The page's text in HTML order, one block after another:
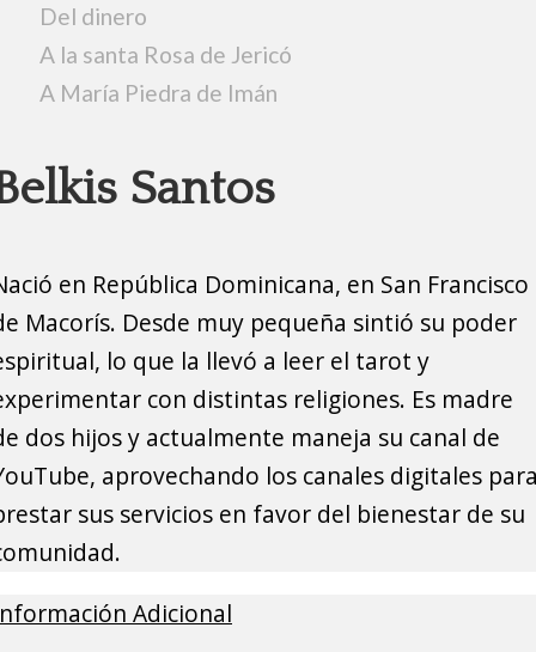
Del dinero
A la santa Rosa de Jericó
A María Piedra de Imán
Santos
en República Dominicana, en San Francisco
Macorís. Desde muy pequeña sintió su poder
lo que la llevó a leer el tarot y
con distintas religiones. Es madre
dos hijos y actualmente maneja su canal de
aprovechando los canales digitales
sus servicios en favor del bienestar de su
Adicional